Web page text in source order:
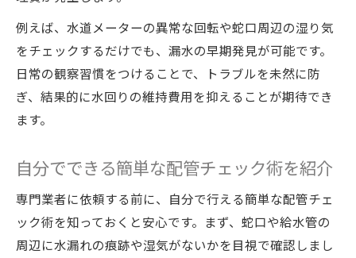
例えば、水道メーターの異常な回転や蛇口周辺の湿り気
をチェックするだけでも、漏水の早期発見が可能です。
日常の観察習慣をつけることで、トラブルを未然に防
ぎ、結果的に水回りの維持費用を抑えることが期待でき
ます。
自分でできる簡単な配管チェック術を紹介
専門業者に依頼する前に、自分で行える簡単な配管チェ
ック術を知っておくと安心です。まず、蛇口や給水管の
周辺に水漏れの痕跡や湿気がないかを目視で確認しまし